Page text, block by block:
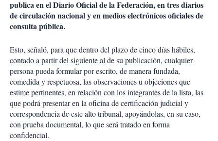
publica en el Diario Oficial de la Federación, en tres diarios
de circulación nacional y en medios electrónicos oficiales de
consulta pública.
Esto, señaló, para que dentro del plazo de cinco días hábiles,
contado a partir del siguiente al de su publicación, cualquier
persona pueda formular por escrito, de manera fundada,
comedida y respetuosa, las observaciones u objeciones que
estime pertinentes, en relación con los integrantes de la lista, las
que podrá presentar en la oficina de certificación judicial y
correspondencia de este alto tribunal, apoyándolas, en su caso,
con prueba documental, lo que será tratado en forma
confidencial.